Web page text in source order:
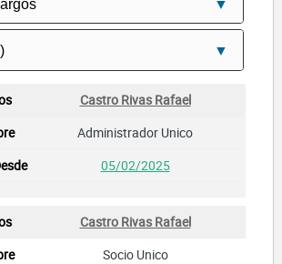
Castro Rivas Rafael
Administrador Unico
05/02/2025
Castro Rivas Rafael
Socio Unico